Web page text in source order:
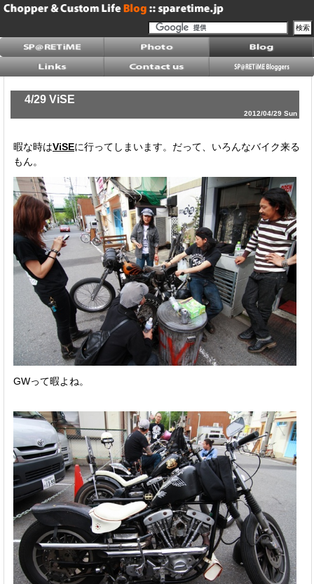
4/29 ViSE
2012/04/29 Sun
暇な時はViSEに行ってしまいます。だって、いろんなバイク来る
もん。
GWって暇よね。